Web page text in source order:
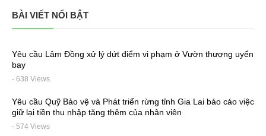
BÀI VIẾT NỔI BẬT
Yêu cầu Lâm Đồng xử lý dứt điểm vi phạm ở Vườn thượng uyển
bay
- 638 Views
Yêu cầu Quỹ Bảo vệ và Phát triển rừng tỉnh Gia Lai báo cáo việc
giữ lại tiền thu nhập tăng thêm của nhân viên
- 574 Views